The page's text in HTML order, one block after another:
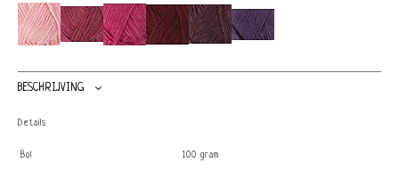
BESCHRIJVING
Details
Bol 100 gram